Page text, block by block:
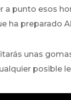
a punto esos
ha preparado
unas
posible